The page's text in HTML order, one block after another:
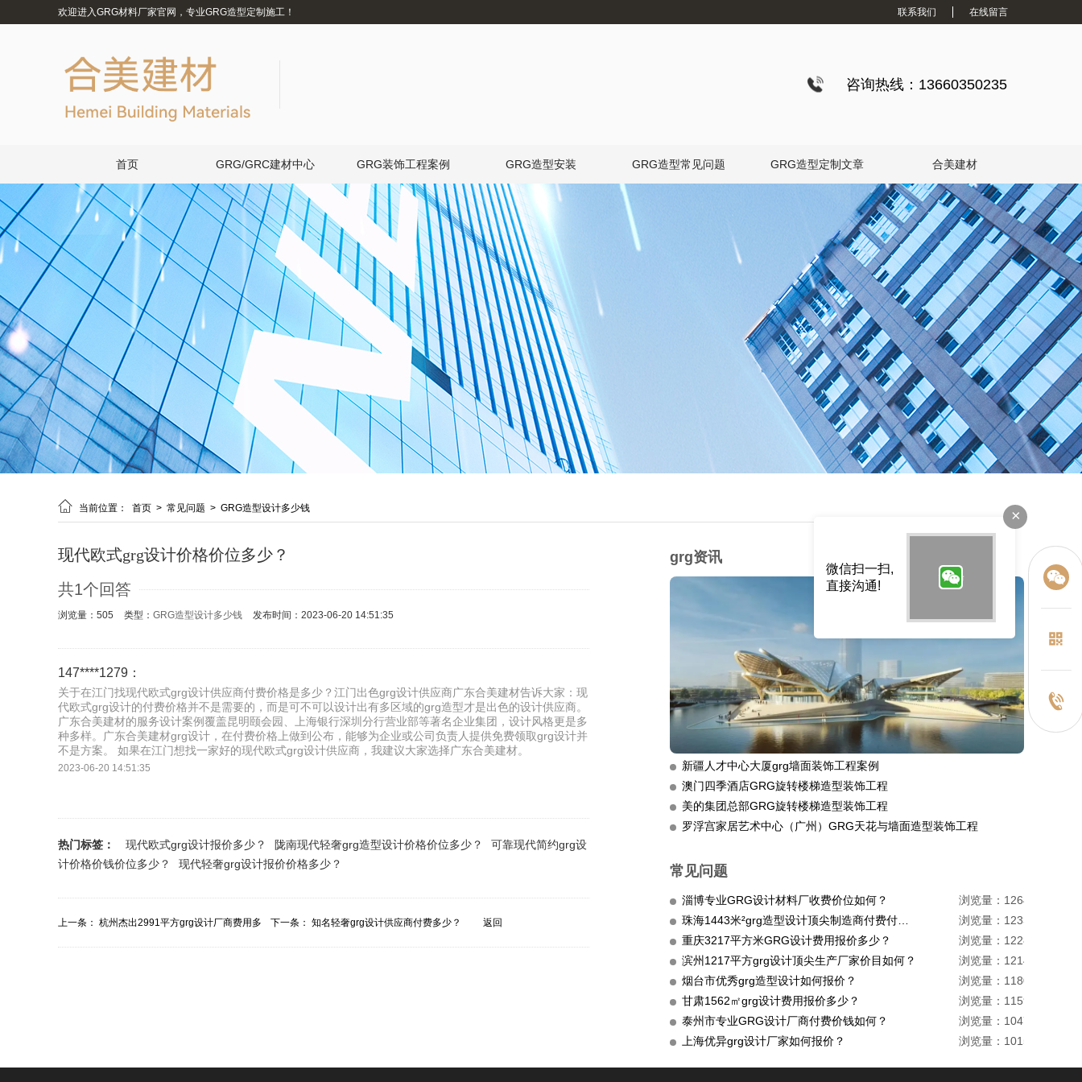
欢迎进入GRG材料厂家官网，专业GRG造型定制施工！ 联系我们 在线留言
咨询热线：13660350235
首页 GRG/GRC建材中心 GRG装饰工程案例 GRG造型安装 GRG造型常见问题 GRG造型定制文章 合美建材
 当前位置： 首页 > 常见问题 > GRG造型设计多少钱
现代欧式grg设计价格价位多少？
共1个回答
浏览量：505 类型： GRG造型设计多少钱 发布时间：2023-06-20 14:51:35
147****1279：
关于在江门找现代欧式grg设计供应商付费价格是多少？江门出色grg设计供应商广东合美建材告诉大家：现
代欧式grg设计的付费价格并不是需要的，而是可不可以设计出有多区域的grg造型才是出色的设计供应商。
广东合美建材的服务设计案例覆盖昆明颐会园、上海银行深圳分行营业部等著名企业集团，设计风格更是多
种多样。广东合美建材grg设计，在付费价格上做到公布，能够为企业或公司负责人提供免费领取grg设计并
不是方案。 如果在江门想找一家好的现代欧式grg设计供应商，我建议大家选择广东合美建材。
2023-06-20 14:51:35
热门标签： 现代欧式grg设计报价多少？ 陇南现代轻奢grg造型设计价格价位多少？
可靠现代简约grg设
计价格价钱价位多少？
现代轻奢grg设计报价价格多少？
上一条： 杭州杰出2991平方grg设计厂商费用多
下一条： 知名轻奢grg设计供应商付费多少？ 返回
grg资讯
新疆人才中心大厦grg墙面装饰工程案例
澳门四季酒店GRG旋转楼梯造型装饰工程
美的集团总部GRG旋转楼梯造型装饰工程
罗浮宫家居艺术中心（广州）GRG天花与墙面造型装饰工程
常见问题
淄博专业GRG设计材料厂收费价位如何？
浏览量：1264
浏览量：1233
重庆3217平方米GRG设计费用报价多少？
浏览量：1228
滨州1217平方grg设计顶尖生产厂家价目如何？
浏览量：1214
烟台市优秀grg造型设计如何报价？
浏览量：1180
甘肃1562㎡grg设计费用报价多少？
浏览量：1159
泰州市专业GRG设计厂商付费价钱如何？
浏览量：1047
上海优异grg设计厂家如何报价？
浏览量：1015
×
微信扫一扫,
直接沟通!